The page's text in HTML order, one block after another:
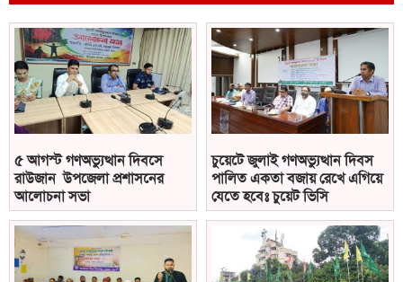
৫ আগস্ট গণঅভ্যুত্থান দিবসে
রাউজান উপজেলা প্রশাসনের
আলোচনা সভা
চুয়েটে জুলাই গণঅভ্যুত্থান দিবস
পালিত একতা বজায় রেখে এগিয়ে
যেতে হবেঃ চুয়েট ভিসি